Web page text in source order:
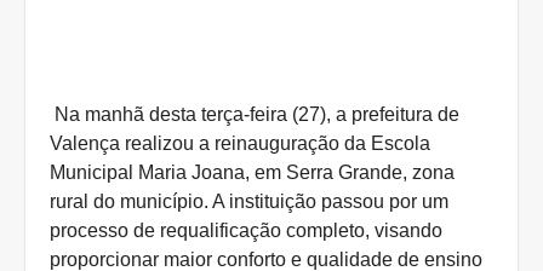
Na manhã desta terça-feira (27), a prefeitura de
Valença realizou a reinauguração da Escola
Municipal Maria Joana, em Serra Grande, zona
rural do município. A instituição passou por um
processo de requalificação completo, visando
proporcionar maior conforto e qualidade de ensino